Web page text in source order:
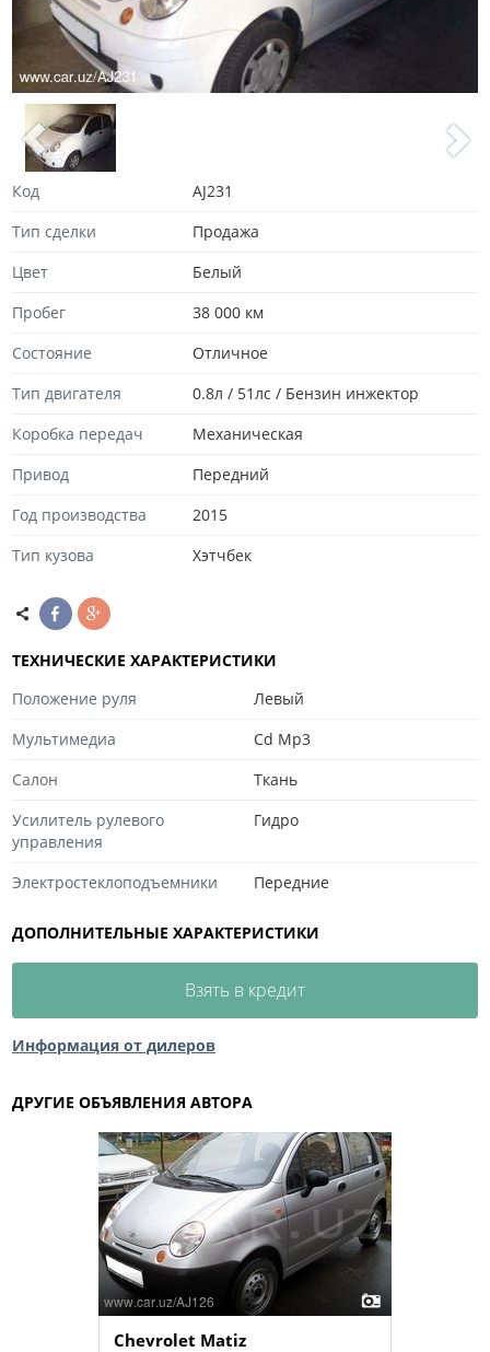
Код
AJ231
Тип сделки
Продажа
Цвет
Белый
Пробег
38 000 км
Состояние
Отличноe
Тип двигателя
0.8л / 51лс / Бензин инжектор
Коробка передач
Механическая
Привод
Передний
Год производства
2015
Тип кузова
Хэтчбек
ТЕХНИЧЕСКИЕ ХАРАКТЕРИСТИКИ
Положение руля
Левый
Мультимедиа
Cd Mp3
Салон
Ткань
Усилитель рулевого
управления
Гидро
Электростеклоподъемники Передние
ДОПОЛНИТЕЛЬНЫЕ ХАРАКТЕРИСТИКИ
Взять в кредит
Информация от дилеров
ДРУГИЕ ОБЪЯВЛЕНИЯ АВТОРА
Chevrolet Matiz